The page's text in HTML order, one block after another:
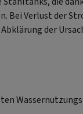
Verlust der
der